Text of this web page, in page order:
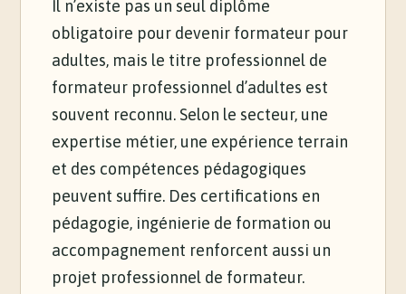
Il n’existe pas un seul diplôme
obligatoire pour devenir formateur pour
adultes, mais le titre professionnel de
formateur professionnel d’adultes est
souvent reconnu. Selon le secteur, une
expertise métier, une expérience terrain
et des compétences pédagogiques
peuvent suffire. Des certifications en
pédagogie, ingénierie de formation ou
accompagnement renforcent aussi un
projet professionnel de formateur.